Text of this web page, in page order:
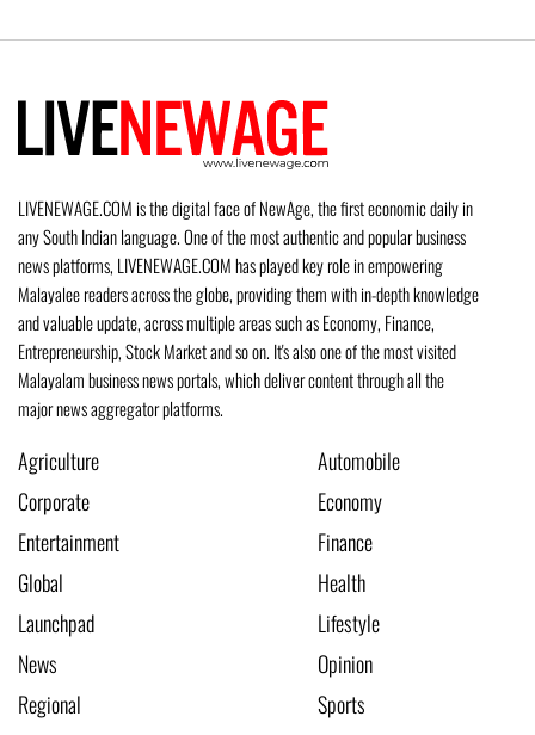
LIVENEWAGE.COM is the digital face of NewAge, the first economic daily in
any South Indian language. One of the most authentic and popular business
news platforms, LIVENEWAGE.COM has played key role in empowering
Malayalee readers across the globe, providing them with in-depth knowledge
and valuable update, across multiple areas such as Economy, Finance,
Entrepreneurship, Stock Market and so on. It's also one of the most visited
Malayalam business news portals, which deliver content through all the
major news aggregator platforms.
Agriculture
Automobile
Corporate
Economy
Entertainment
Finance
Global
Health
Launchpad
Lifestyle
News
Opinion
Regional
Sports